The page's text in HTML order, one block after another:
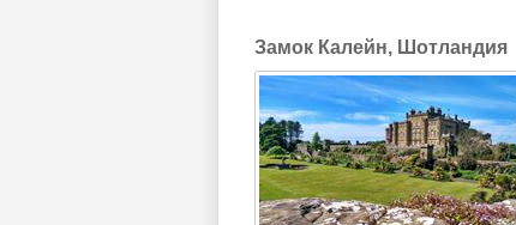
Замок Калейн, Шотландия